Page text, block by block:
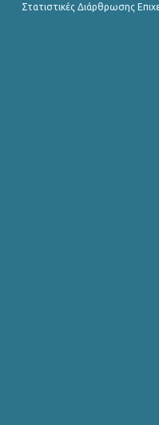
Στατιστικές Διάρθρωσης